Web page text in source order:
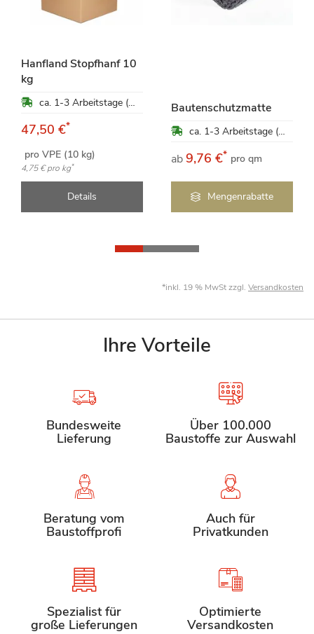
Hanfland Stopfhanf 10
kg
ca. 1-3 Arbeitstage (Mo-Fr)
47,50 €*
pro VPE (10 kg)
4,75 €pro kg*
Details
Bautenschutzmatte
ca. 1-3 Arbeitstage (Mo-Fr)
ab9,76 €* pro qm
Mengenrabatte
*inkl. 19 % MwSt zzgl. Versandkosten
Ihre Vorteile
Bundesweite
Lieferung
Über 100.000
Baustoffe zur Auswahl
Beratung vom
Baustoffprofi
Auch für
Privatkunden
Spezialist für
große Lieferungen
Optimierte
Versandkosten